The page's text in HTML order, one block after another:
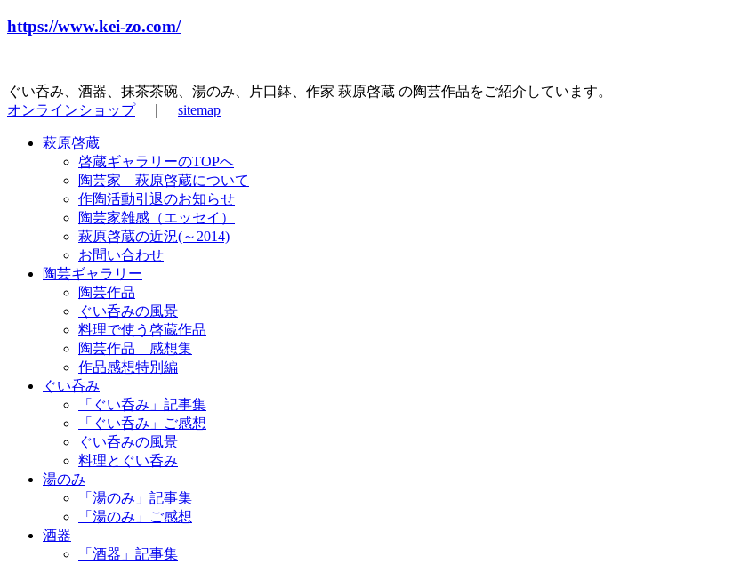
https://www.kei-zo.com/
ぐい呑み、酒器、抹茶茶碗、湯のみ、片口鉢、作家 萩原啓蔵 の陶芸作品をご紹介しています。
オンラインショップ｜ sitemap
萩原啓蔵
啓蔵ギャラリーのTOPへ
陶芸家 萩原啓蔵について
作陶活動引退のお知らせ
陶芸家雑感（エッセイ）
萩原啓蔵の近況(～2014)
お問い合わせ
陶芸ギャラリー
陶芸作品
ぐい呑みの風景
料理で使う啓蔵作品
陶芸作品 感想集
作品感想特別編
ぐい呑み
「ぐい呑み」記事集
「ぐい呑み」ご感想
ぐい呑みの風景
料理とぐい呑み
湯のみ
「湯のみ」記事集
「湯のみ」ご感想
酒器
「酒器」記事集